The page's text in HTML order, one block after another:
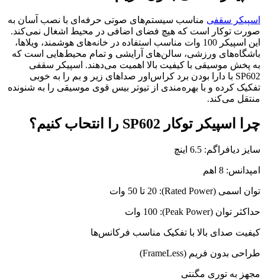
اسپیکر سقفی مناسب سیستم‌های صوتی حرفه‌ای با نصب آسان به
صورت توکار است که هیچ فضای اضافی در محیط اشغال نمی‌کند.
این اسپیکر 100 وات مناسب استفاده در خانه‌های هوشمند، ویلاها،
باشگاه‌‌های ورزشی، سالن‌های آرایشی و تمام محیط‌هایی است که
به پخش موسیقی با کیفیت بالا اهمیت می‌دهند. اسپیکر سقفی
SP602 با دارا بودن برد کراس‌اور صداهای زیر و بم را به خوبی
تفکیک کرده و با بهره‌مندی از تیوتر بیس قوی موسیقی را به شنونده
منتقل می‌کند.
چرا اسپیکر توکار SP602 را انتحاب کنیم؟
سایز دیافراگم: 6.5 اینچ
امپدانس: 8 اهم
توان اسمی (Rated Power): 20 تا 50 وات
حداکثر توان (Peak Power): 100 وات
کیفیت صدای بالا با تفکیک مناسب فرکانس‌ها
طراحی بدون فریم (FrameLess)
مجهز به توری مگنتی